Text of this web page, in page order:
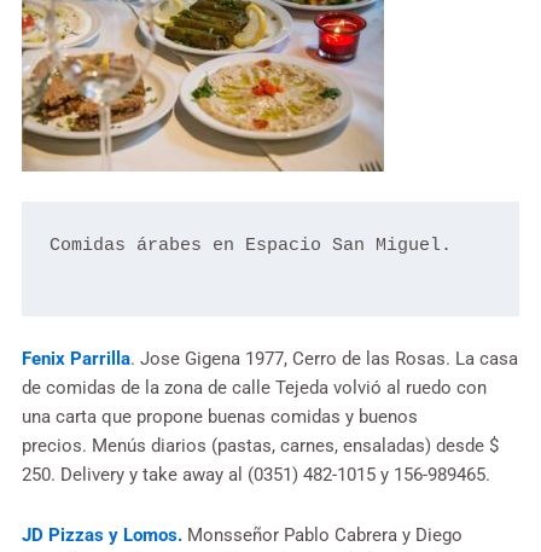
Comidas árabes en Espacio San Miguel.
Fenix Parrilla. Jose Gigena 1977, Cerro de las Rosas. La casa
de comidas de la zona de calle Tejeda volvió al ruedo con
una carta que propone buenas comidas y buenos
precios. Menús diarios (pastas, carnes, ensaladas) desde $
250. Delivery y take away al (0351) 482-1015 y 156-989465.
JD Pizzas y Lomos. Monsseñor Pablo Cabrera y Diego